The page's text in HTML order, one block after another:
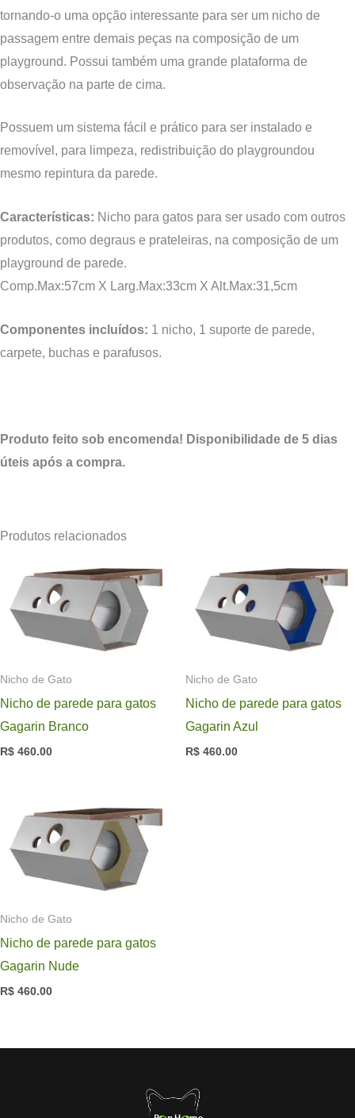
tornando-o uma opção interessante para ser um nicho de
passagem entre demais peças na composição de um
playground. Possui também uma grande plataforma de
observação na parte de cima.
Possuem um sistema fácil e prático para ser instalado e
removíve , para limpeza, redistribuição do playgroundou
mesmo repintura da parede.
Características: Nicho para gatos para ser usado com outros
produtos, como degraus e prateleiras, na composição de um
playground de parede.
Comp.Max:57cm X Larg.Max:33cm X Alt.Max:31,5cm
Componentes incluídos: 1 nicho, 1 suporte de parede,
carpete, buchas e parafusos.
Produto feito sob encomenda! Disponibilidade de 5 dias
úteis após a compra.
Produtos relacionados
Nicho de Gato
Nicho de parede para gatos
Gagarin Branco
R$ 460.00
Nicho de Gato
Nicho de parede para gatos
Gagarin Azul
R$ 460.00
Nicho de Gato
Nicho de parede para gatos
Gagarin Nude
R$ 460.00